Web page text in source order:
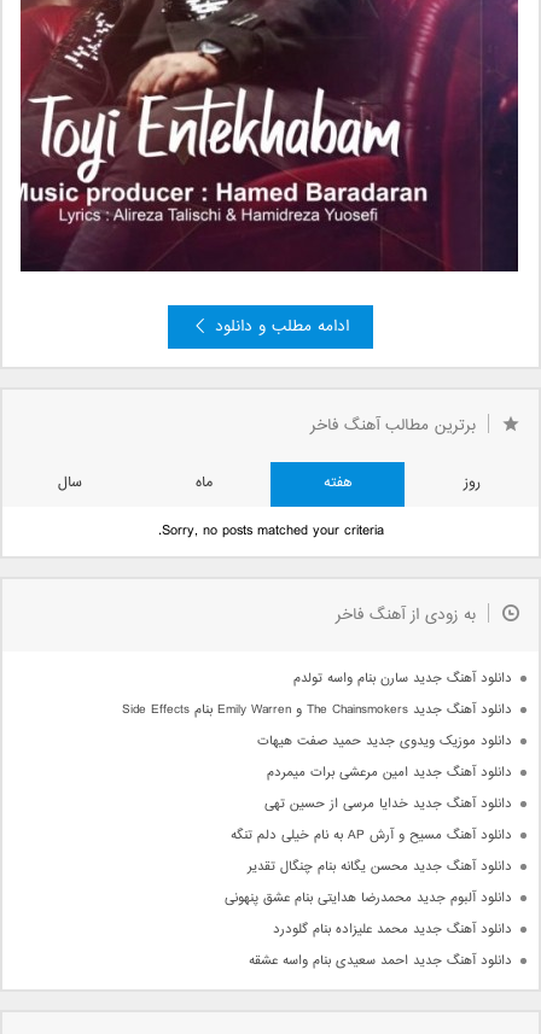
ادامه مطلب و دانلود
برترین مطالب آهنگ فاخر
روز هفته ماه
سال
Sorry, no posts matched your criteria.
به زودی از آهنگ فاخر
دانلود آهنگ جدید سارن بنام واسه تولدم
دانلود آهنگ جدید The Chainsmokers و Emily Warren بنام Side Effects
دانلود موزیک ویدوی جدید حمید صفت هیهات
دانلود آهنگ جدید امین مرعشی برات میمردم
دانلود آهنگ جدید خدایا مرسی از حسین تهی
دانلود آهنگ مسیح و آرش AP به نام خیلی دلم تنگه
دانلود آهنگ جدید محسن یگانه بنام چنگال تقدیر
دانلود آلبوم جدید محمدرضا هدایتی بنام عشق پنهونی
دانلود آهنگ جدید محمد علیزاده بنام گلودرد
دانلود آهنگ جدید احمد سعیدی بنام واسه عشقه